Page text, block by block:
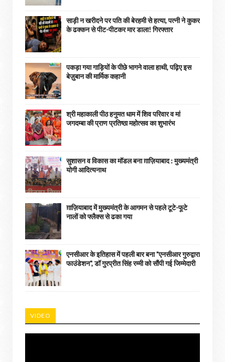
साड़ी न खरीदने पर पति की बेरहमी से हत्या, पत्नी ने कुकर
के ढक्कन से पीट-पीटकर मार डाला! गिरफ्तार
पकड़ा गया गाड़ियों के पीछे भागने वाला हाथी, पढ़िए इस
बेज़ुबान की मार्मिक कहानी
श्री महाकाली पीठ हनुमत धाम में शिव परिवार व मां
जगदम्बा की प्राण प्रतिष्ठा महोत्सव का शुभारंभ
सुशासन व विकास का मॉडल बना ग़ाज़ियाबाद : ​मुख्यमंत्री
योगी आदित्यनाथ
ग़ाज़ियाबाद में मुख्यमंत्री के आगमन से पहले टूटे-फूटे
नालों को फ्लैक्स से ढका गया
एनसीआर के इतिहास में पहली बार बना "एनसीआर गुरुद्वारा
फाउंडेशन", डॉ गुरप्रीत सिंह रम्मी को सौंपी गई जिम्मेदारी
VIDEO